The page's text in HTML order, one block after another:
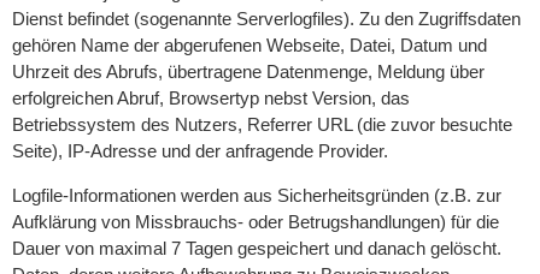
Dienst befindet (sogenannte Serverlogfiles). Zu den Zugriffsdaten
gehören Name der abgerufenen Webseite, Datei, Datum und
Uhrzeit des Abrufs, übertragene Datenmenge, Meldung über
erfolgreichen Abruf, Browsertyp nebst Version, das
Betriebssystem des Nutzers, Referrer URL (die zuvor besuchte
Seite), IP-Adresse und der anfragende Provider.
Logfile-Informationen werden aus Sicherheitsgründen (z.B. zur
Aufklärung von Missbrauchs- oder Betrugshandlungen) für die
Dauer von maximal 7 Tagen gespeichert und danach gelöscht.